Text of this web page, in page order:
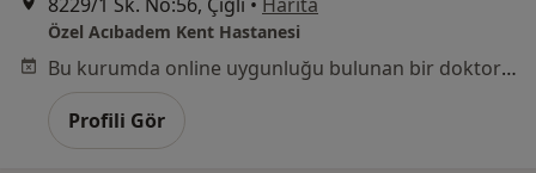
Özel Acıbadem Kent Hastanesi
Bu kurumda online uygunluğu bulunan bir doktor veya uzman bulunamadı
Profili Gör